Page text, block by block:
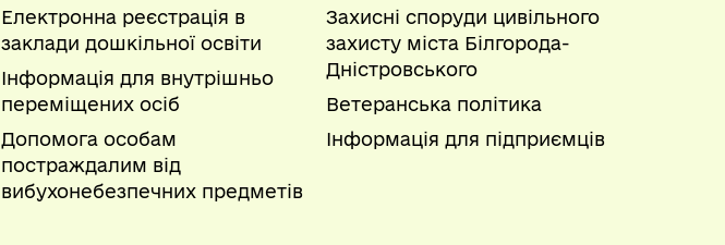
Електронна реєстрація в
заклади дошкільної освіти
Інформація для внутрішньо
переміщених осіб
Допомога особам
постраждалим від
вибухонебезпечних предметів
Захисні споруди цивільного
захисту міста Білгорода-
Дністровського
Ветеранська політика
Інформація для підприємців